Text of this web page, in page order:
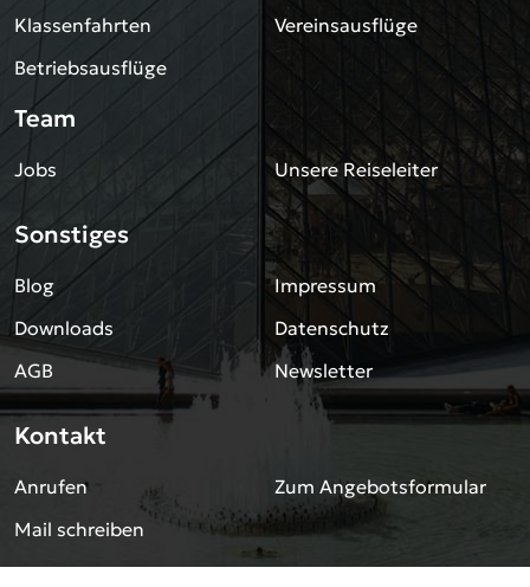
Klassenfahrten
Betriebsausflüge
Vereinsausflüge
Team
Jobs Unsere Reiseleiter
Sonstiges
Blog
Downloads
AGB
Impressum
Datenschutz
Newsletter
Kontakt
Anrufen
Mail schreiben
Zum Angebotsformular